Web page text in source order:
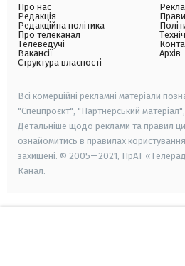
Про нас
Редакція
Редакційна політика
Про телеканал
Телеведучі
Вакансії
Структура власності
Архів
Всі комерційні рекламні матеріали
"Спецпроєкт", "Партнерський
Детальніше щодо реклами та правил
ознайомитись в правилах
захищені. © 2005—2021, ПрАТ
Канал.